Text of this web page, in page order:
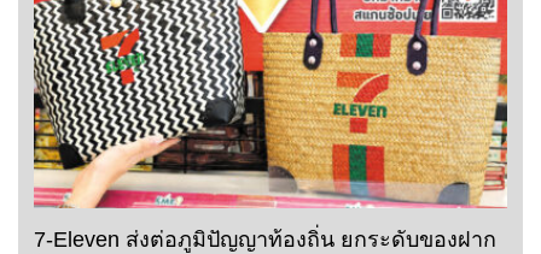
7-Eleven ส่งต่อภูมิปัญญาท้องถิ่น ยกระดับของฝาก